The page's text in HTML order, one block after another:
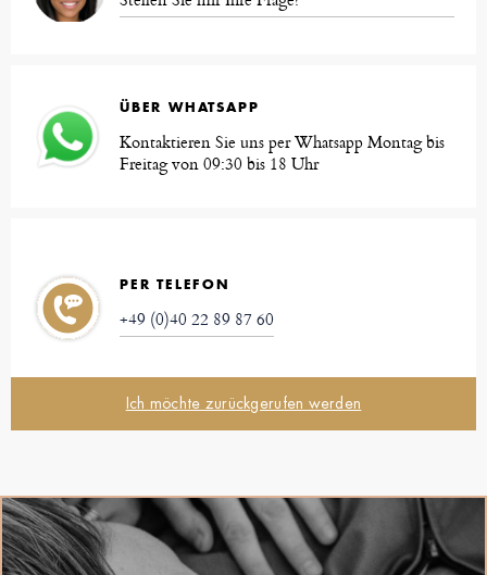
ÜBER WHATSAPP
Kontaktieren Sie uns per Whatsapp Montag bis
Freitag von 09:30 bis 18 Uhr
PER TELEFON
+49 (0)40 22 89 87 60
Ich möchte zurückgerufen werden